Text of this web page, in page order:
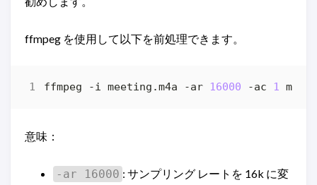
ffmpeg を使用して以下を前処理できます。
ffmpeg -i meeting.m4a -ar 16000 -ac 1
意味：
-ar 16000 : サンプリング レートを 16k に変